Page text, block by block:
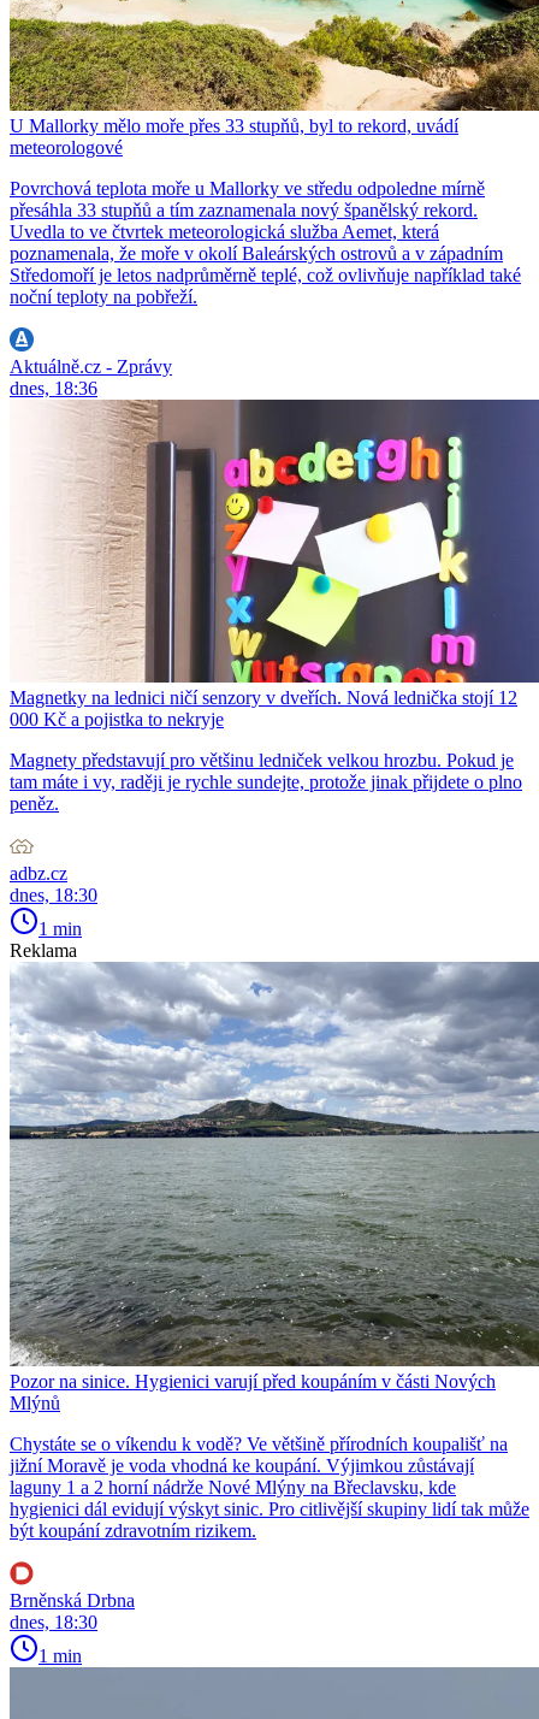
U Mallorky mělo moře přes 33 stupňů, byl to rekord, uvádí
meteorologové
Povrchová teplota moře u Mallorky ve středu odpoledne mírně
přesáhla 33 stupňů a tím zaznamenala nový španělský rekord.
Uvedla to ve čtvrtek meteorologická služba Aemet, která
poznamenala, že moře v okolí Baleárských ostrovů a v západním
Středomoří je letos nadprůměrně teplé, což ovlivňuje například také
noční teploty na pobřeží.
Aktuálně.cz - Zprávy
dnes, 18:36
Magnetky na lednici ničí senzory v dveřích. Nová lednička stojí 12
000 Kč a pojistka to nekryje
Magnety představují pro většinu ledniček velkou hrozbu. Pokud je
tam máte i vy, raději je rychle sundejte, protože jinak přijdete o plno
peněz.
adbz.cz
dnes, 18:30
1 min
Reklama
Pozor na sinice. Hygienici varují před koupáním v části Nových
Mlýnů
Chystáte se o víkendu k vodě? Ve většině přírodních koupališť na
jižní Moravě je voda vhodná ke koupání. Výjimkou zůstávají
laguny 1 a 2 horní nádrže Nové Mlýny na Břeclavsku, kde
hygienici dál evidují výskyt sinic. Pro citlivější skupiny lidí tak může
být koupání zdravotním rizikem.
Brněnská Drbna
dnes, 18:30
1 min